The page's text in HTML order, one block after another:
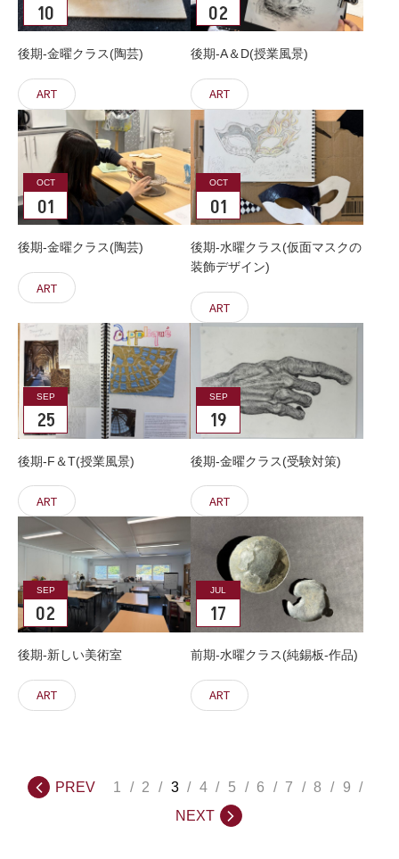
10
後期-金曜クラス(陶芸)
ART
02
後期-A＆D(授業風景)
ART
OCT
01
後期-金曜クラス(陶芸)
ART
OCT
01
後期-水曜クラス(仮面マスクの
装飾デザイン)
ART
SEP
25
後期-F＆T(授業風景)
ART
SEP
19
後期-金曜クラス(受験対策)
ART
SEP
02
後期-新しい美術室
ART
JUL
17
前期-水曜クラス(純錫板-作品)
ART
PREV 1 2 3 4 5 6 7 8
9
NEXT